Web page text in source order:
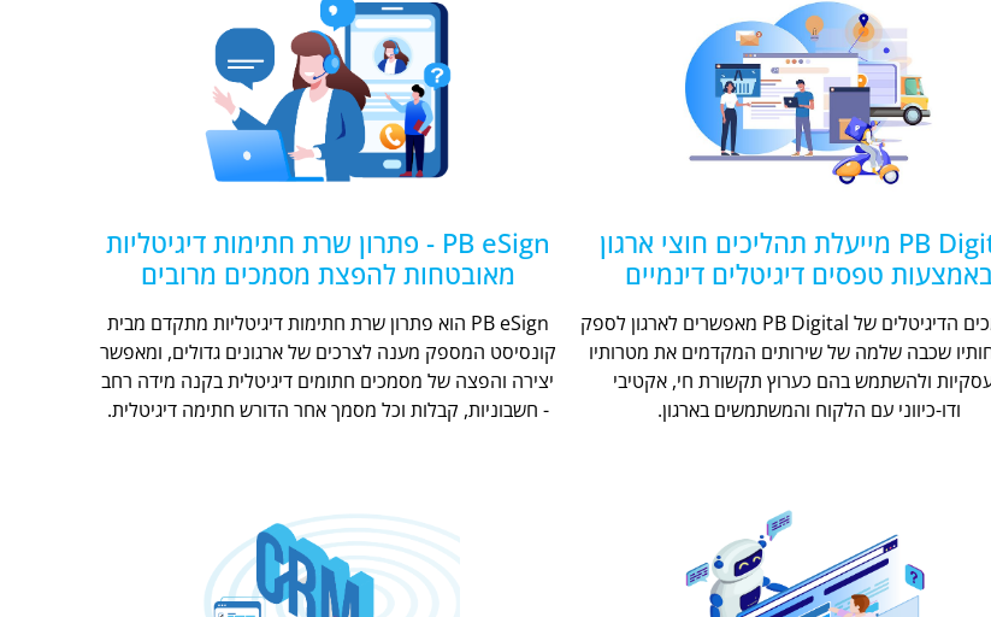
PB Digital מייעלת תהליכים חוצי ארגון
טפסים דיגיטלים דינמיים
המסמכים הדיגיטלים של PB Digital מאפשרים לארגון לספק
שכבה שלמה של שירותים המקדמים את מטרותיו
ולהשתמש בהם כערוץ תקשורת חי, אקטיבי
ודו-כיווני עם הלקוח והמשתמשים בארגון.
PB eSign - פתרון שרת חתימות דיגיטליות
מאובטחות להפצת מסמכים מרובים
PB eSign הוא פתרון שרת חתימות דיגיטליות מתקדם מבית
קונסיסט המספק מענה לצרכים של ארגונים גדולים, ומאפשר
יצירה והפצה של מסמכים חתומים דיגיטלית בקנה מידה רחב
- חשבוניות, קבלות וכל מסמך אחר הדורש חתימה דיגיטלית.